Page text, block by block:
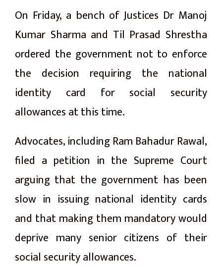
On Friday, a bench of Justices Dr Manoj
Kumar Sharma and Til Prasad Shrestha
ordered the government not to enforce
the decision requiring the national
identity card for social security
allowances at this time.
Advocates, including Ram Bahadur Rawal,
filed a petition in the Supreme Court
arguing that the government has been
slow in issuing national identity cards
and that making them mandatory would
deprive many senior citizens of their
social security allowances.